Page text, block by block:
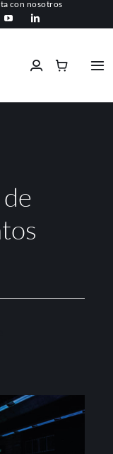
con nosotros